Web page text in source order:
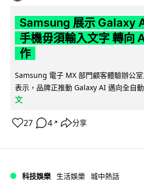
Samsung 展示 Galaxy
手機毋須輸入文字 轉向
作
Samsung 電子 MX 部門顧客體驗辦公
表示，品牌正推動 Galaxy AI 邁向全自
文
27 4 ↗ 分享
科技娛樂 生活娛樂 城中熱話